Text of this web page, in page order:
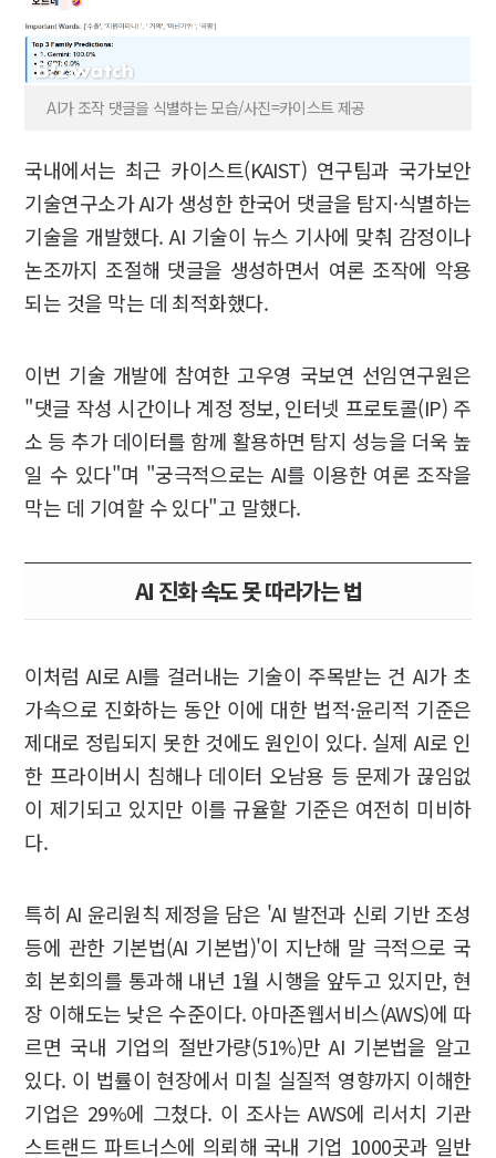
AI가 조작 댓글을 식별하는 모습/사진=카이스트 제공
국내에서는 최근 카이스트(KAIST) 연구팀과 국가보안
기술연구소가 AI가 생성한 한국어 댓글을 탐지·식별하는
기술을 개발했다. AI 기술이 뉴스 기사에 맞춰 감정이나
논조까지 조절해 댓글을 생성하면서 여론 조작에 악용
되는 것을 막는 데 최적화했다.
이번 기술 개발에 참여한 고우영 국보연 선임연구원은
"댓글 작성 시간이나 계정 정보, 인터넷 프로토콜(IP) 주
소 등 추가 데이터를 함께 활용하면 탐지 성능을 더욱 높
일 수 있다"며 "궁극적으로는 AI를 이용한 여론 조작을
막는 데 기여할 수 있다"고 말했다.
AI 진화 속도 못 따라가는 법
이처럼 AI로 AI를 걸러내는 기술이 주목받는 건 AI가 초
가속으로 진화하는 동안 이에 대한 법적·윤리적 기준은
제대로 정립되지 못한 것에도 원인이 있다. 실제 AI로 인
한 프라이버시 침해나 데이터 오남용 등 문제가 끊임없
이 제기되고 있지만 이를 규율할 기준은 여전히 미비하
다.
특히 AI 윤리원칙 제정을 담은 'AI 발전과 신뢰 기반 조성
등에 관한 기본법(AI 기본법)'이 지난해 말 극적으로 국
회 본회의를 통과해 내년 1월 시행을 앞두고 있지만, 현
장 이해도는 낮은 수준이다. 아마존웹서비스(AWS)에 따
르면 국내 기업의 절반가량(51%)만 AI 기본법을 알고
있다. 이 법률이 현장에서 미칠 실질적 영향까지 이해한
기업은 29%에 그쳤다. 이 조사는 AWS에 리서치 기관
스트랜드 파트너스에 의뢰해 국내 기업 1000곳과 일반